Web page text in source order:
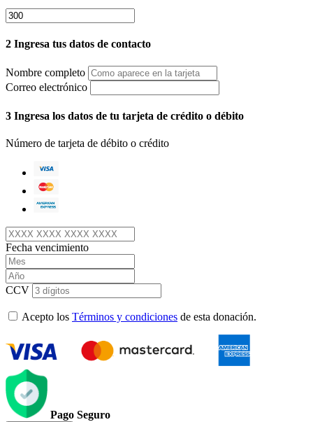
2 Ingresa tus datos de contacto
Nombre completo
Correo electrónico
3 Ingresa los datos de tu tarjeta de crédito o débito
Número de tarjeta de débito o crédito
Fecha vencimiento
CCV
Acepto los Términos y condiciones de esta donación.
Pago Seguro